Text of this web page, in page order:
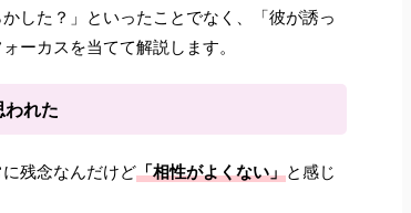
した？」といったことでなく、「彼が誘っ
ーカスを当てて解説します。
われた
残念なんだけど「相性がよくない」と感じ